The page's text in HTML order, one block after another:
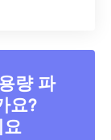
량 파
요?
요